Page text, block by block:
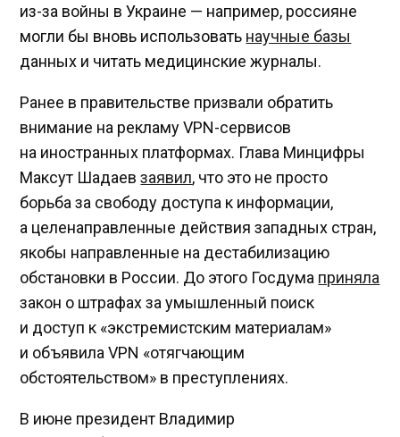
из-за войны в Украине — например, россияне
могли бы вновь использовать научные базы
данных и читать медицинские журналы.
Ранее в правительстве призвали обратить
внимание на рекламу VPN-сервисов
на иностранных платформах. Глава Минцифры
Максут Шадаевзаявил, что это не просто
борьба за свободу доступа к информации,
а целенаправленные действия западных стран,
якобы направленные на дестабилизацию
обстановки в России. До этого Госдума приняла
закон о штрафах за умышленный поиск
и доступ к «экстремистским материалам»
и объявила VPN «отягчающим
обстоятельством» в преступлениях.
В июне президент Владимир